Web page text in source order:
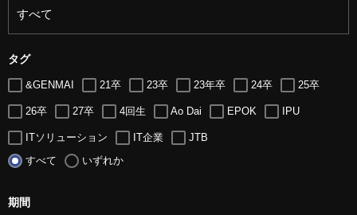
タグ
&GENMAI 21卒 23卒 23年卒 24卒 25卒
26卒 27卒 4回生 Ao Dai EPOK IPU
ITソリューション IT企業 JTB
LUGZ ENTERTAINMENT
すべて いずれか
期間